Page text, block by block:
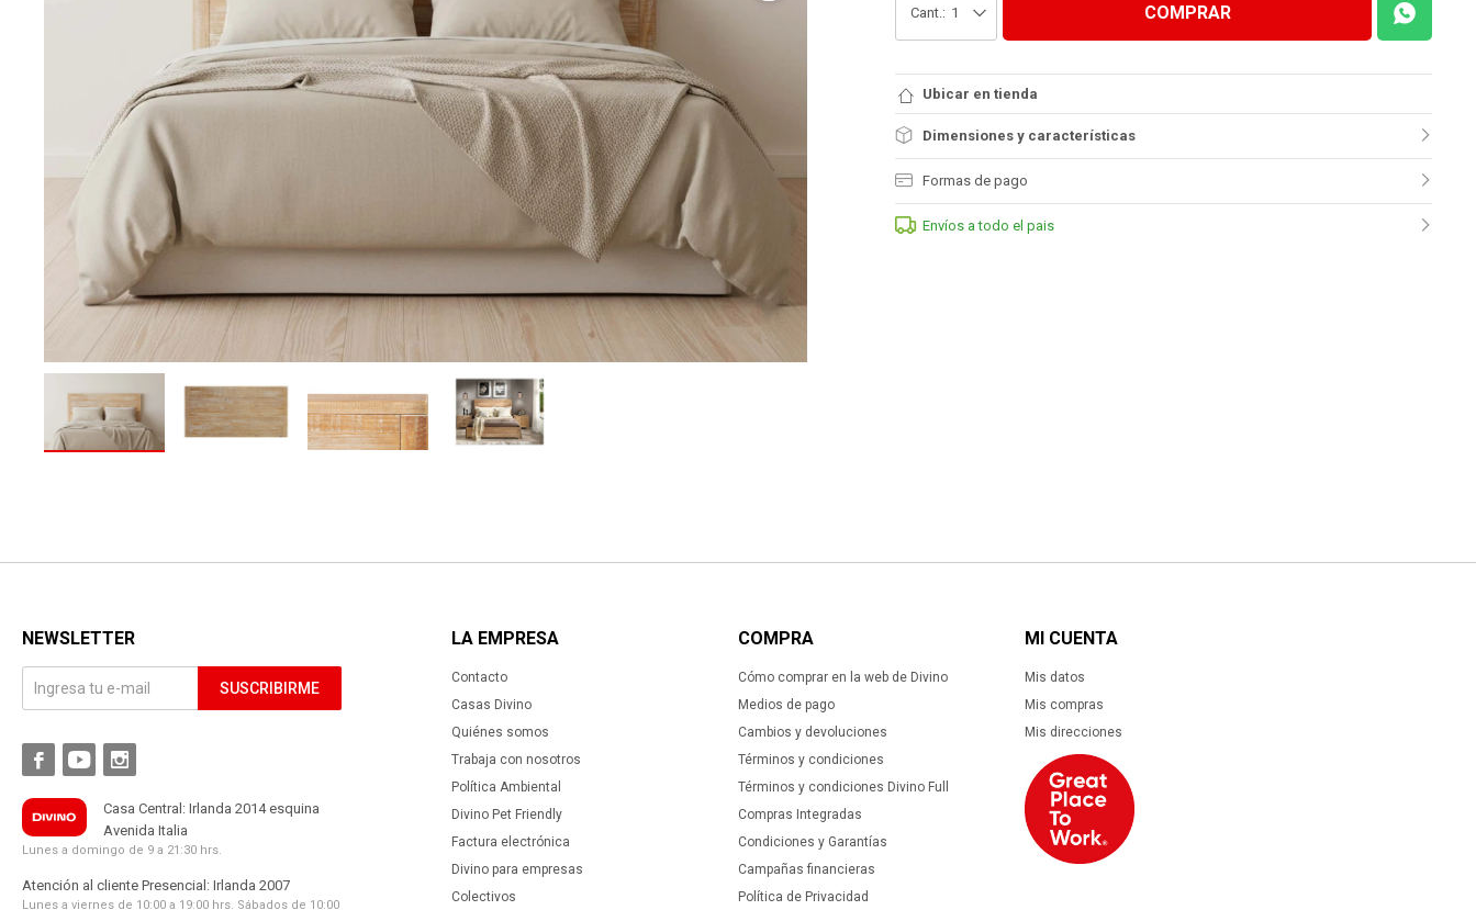
1 COMPRAR
Ubicar en tienda
Dimensiones y características
Formas de pago
Envíos a todo el pais
LA EMPRESA
Contacto
Casas Divino
Quiénes somos
Trabaja con nosotros
Política Ambiental
Divino Pet Friendly
Factura electrónica
Divino para empresas
Colectivos
COMPRA
Cómo comprar en la web de Divino
Medios de pago
Cambios y devoluciones
Términos y condiciones
Términos y condiciones Divino Full
Compras Integradas
Condiciones y Garantías
Campañas financieras
Política de Privacidad
MI CUENTA
Mis datos
Mis compras
Mis direcciones
NEWSLETTER
SUSCRIBIRME
  
Casa Central: Irlanda 2014 esquina
Avenida Italia
Lunes a domingo de 9 a 21:30 hrs.
Atención al cliente Presencial: Irlanda 2007
Lunes a viernes de 10:00 a 19:00 hrs. Sábados de 10:00